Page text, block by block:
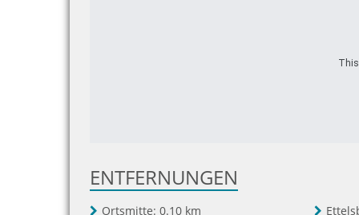
ENTFERNUNGEN
Ortsmitte: 0.10 km